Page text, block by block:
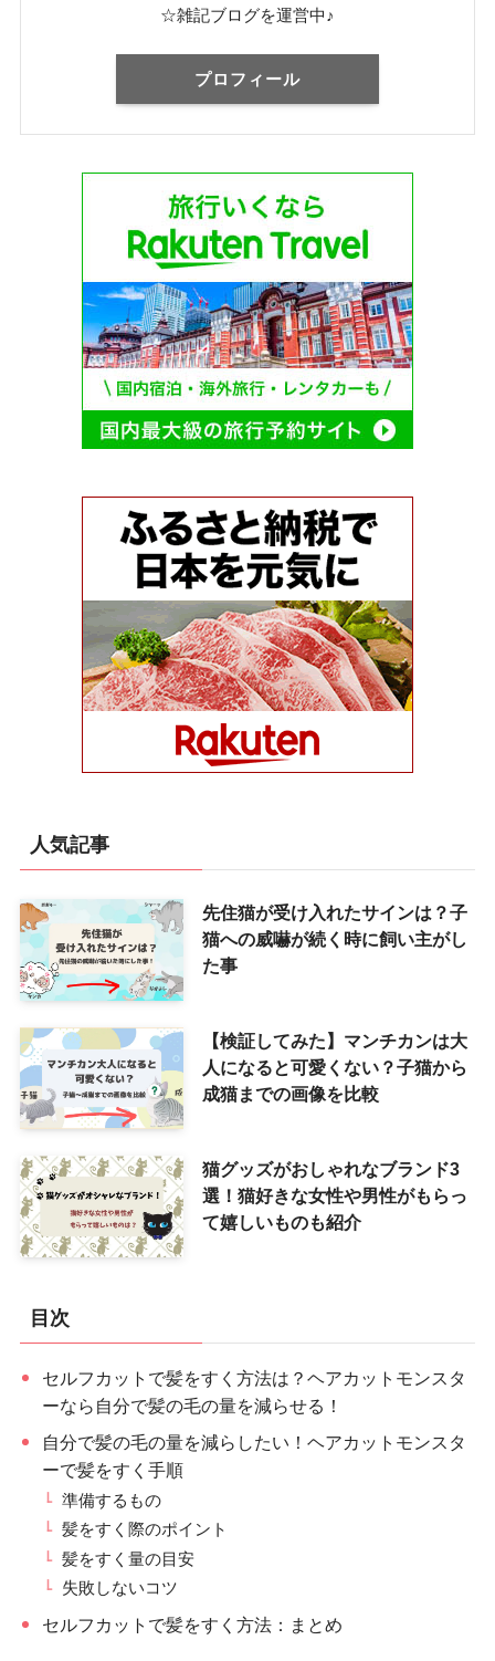
☆雑記ブログを運営中♪
プロフィール
人気記事
先住猫が受け入れたサインは？子
猫への威嚇が続く時に飼い主がし
た事
【検証してみた】マンチカンは大
人になると可愛くない？子猫から
成猫までの画像を比較
猫グッズがおしゃれなブランド3
選！猫好きな女性や男性がもらっ
て嬉しいものも紹介
目次
セルフカットで髪をすく方法は？ヘアカットモンスタ
ーなら自分で髪の毛の量を減らせる！
自分で髪の毛の量を減らしたい！ヘアカットモンスタ
ーで髪をすく手順
準備するもの
髪をすく際のポイント
髪をすく量の目安
失敗しないコツ
セルフカットで髪をすく方法：まとめ